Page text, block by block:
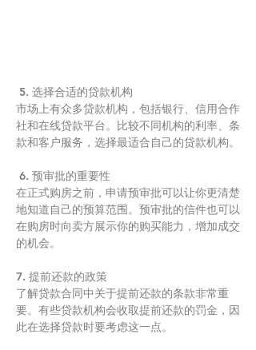
5. 选择合适的贷款机构
市场上有众多贷款机构，包括银行、信用合作
社和在线贷款平台。比较不同机构的利率、条
款和客户服务，选择最适合自己的贷款机构。
6. 预审批的重要性
在正式购房之前，申请预审批可以让你更清楚
地知道自己的预算范围。预审批的信件也可以
在购房时向卖方展示你的购买能力，增加成交
的机会。
7. 提前还款的政策
了解贷款合同中关于提前还款的条款非常重
要。有些贷款机构会收取提前还款的罚金，因
此在选择贷款时要考虑这一点。